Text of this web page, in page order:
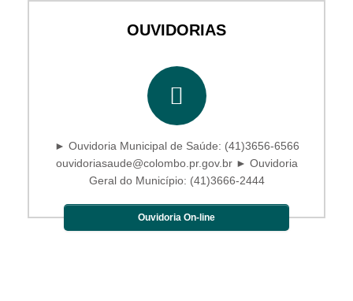
OUVIDORIAS
► Ouvidoria Municipal de Saúde: (41)3656-6566
ouvidoriasaude@colombo.pr.gov.br ► Ouvidoria
Geral do Município: (41)3666-2444
Ouvidoria On-line